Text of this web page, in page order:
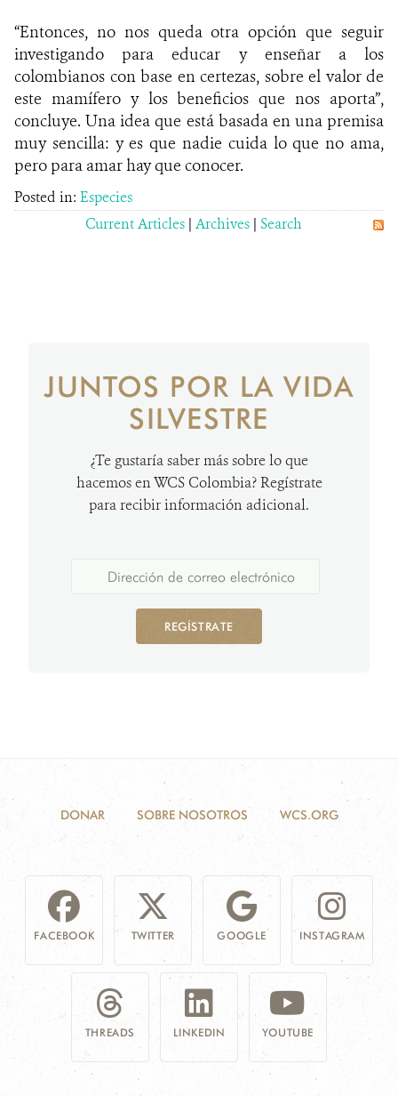
“Entonces, no nos queda otra opción que seguir
investigando para educar y enseñar a los
colombianos con base en certezas, sobre el valor de
este mamífero y los beneficios que nos aporta”,
concluye. Una idea que está basada en una premisa
muy sencilla: y es que nadie cuida lo que no ama,
pero para amar hay que conocer.
Posted in: Especies
Current Articles | Archives | Search
JUNTOS POR LA VIDA
SILVESTRE
¿Te gustaría saber más sobre lo que
hacemos en WCS Colombia? Regístrate
para recibir información adicional.
REGÍSTRATE
DONAR SOBRE NOSOTROS WCS.ORG
FACEBOOK TWITTER GOOGLE INSTAGRAM
THREADS LINKEDIN YOUTUBE